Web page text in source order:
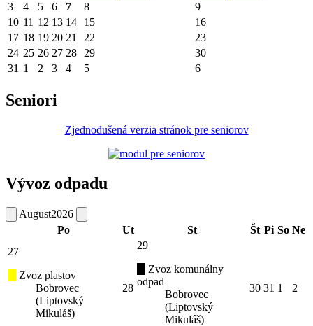
3
4 5 6 7 8
9
10 11 12 13 14 15
16
17 18 19 20 21 22
23
24 25 26 27 28 29
30
31 1 2 3 4 5 6
Seniori
Zjednodušená verzia stránok pre seniorov
Vývoz odpadu
August2026
Po
Ut St Št Pi So Ne
27
Zvoz plastov
Bobrovec
(Liptovský
Mikuláš)
28
29
Zvoz komunálny
odpad
Bobrovec
(Liptovský
Mikuláš)
30 31 1 2